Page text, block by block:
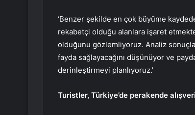
‘Benzer şekilde en çok büyüme
rekabetçi olduğu alanlara işaret
olduğunu gözlemliyoruz. Analiz
fayda sağlayacağını düşünüyor ve
derinleştirmeyi planlıyoruz.’
Turistler, Türkiye’de perakende